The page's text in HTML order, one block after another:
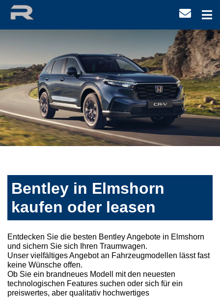
Bentley in Elmshorn
kaufen oder leasen
Entdecken Sie die besten Bentley Angebote in Elmshorn
und sichern Sie sich Ihren Traumwagen.
Unser vielfältiges Angebot an Fahrzeugmodellen lässt fast
keine Wünsche offen.
Ob Sie ein brandneues Modell mit den neuesten
technologischen Features suchen oder sich für ein
preiswertes, aber qualitativ hochwertiges